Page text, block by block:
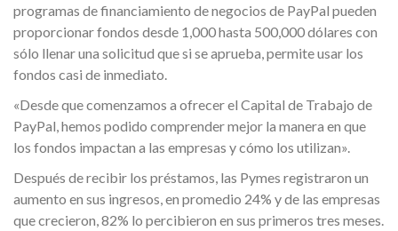
programas de financiamiento de negocios de PayPal pueden
proporcionar fondos desde 1,000 hasta 500,000 dólares con
sólo llenar una solicitud que si se aprueba, permite usar los
fondos casi de inmediato.
«Desde que comenzamos a ofrecer el Capital de Trabajo de
PayPal, hemos podido comprender mejor la manera en que
los fondos impactan a las empresas y cómo los utilizan».
Después de recibir los préstamos, las Pymes registraron un
aumento en sus ingresos, en promedio 24% y de las empresas
que crecieron, 82% lo percibieron en sus primeros tres meses.